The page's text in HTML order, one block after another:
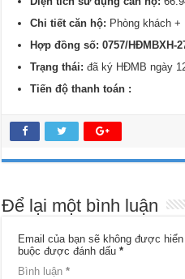
Chi tiết căn hộ: Phòng khách
Hợp đồng số: 0757/HĐMBXH-
Trạng thái:đã ký HĐMB ngày
Tiến độ thanh toán :
Để lại một bình luận
Email của bạn sẽ không được
buộc được đánh dấu*
Bình luận*